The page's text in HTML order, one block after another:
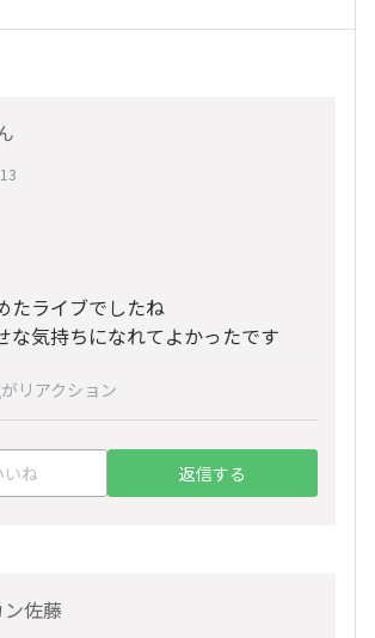
たライブでしたね
な気持ちになれてよかったです
がリアクション
ね 返信する
ン佐藤